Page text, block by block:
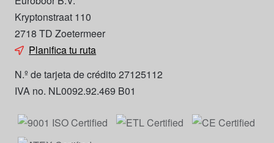
Kryptonstraat 110
2718 TD Zoetermeer
Planifica tu ruta
N.º de tarjeta de crédito 27125112
IVA no. NL0092.92.469 B01